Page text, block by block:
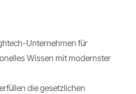
Unternehmen für
Wissen mit modernster
die gesetzlichen